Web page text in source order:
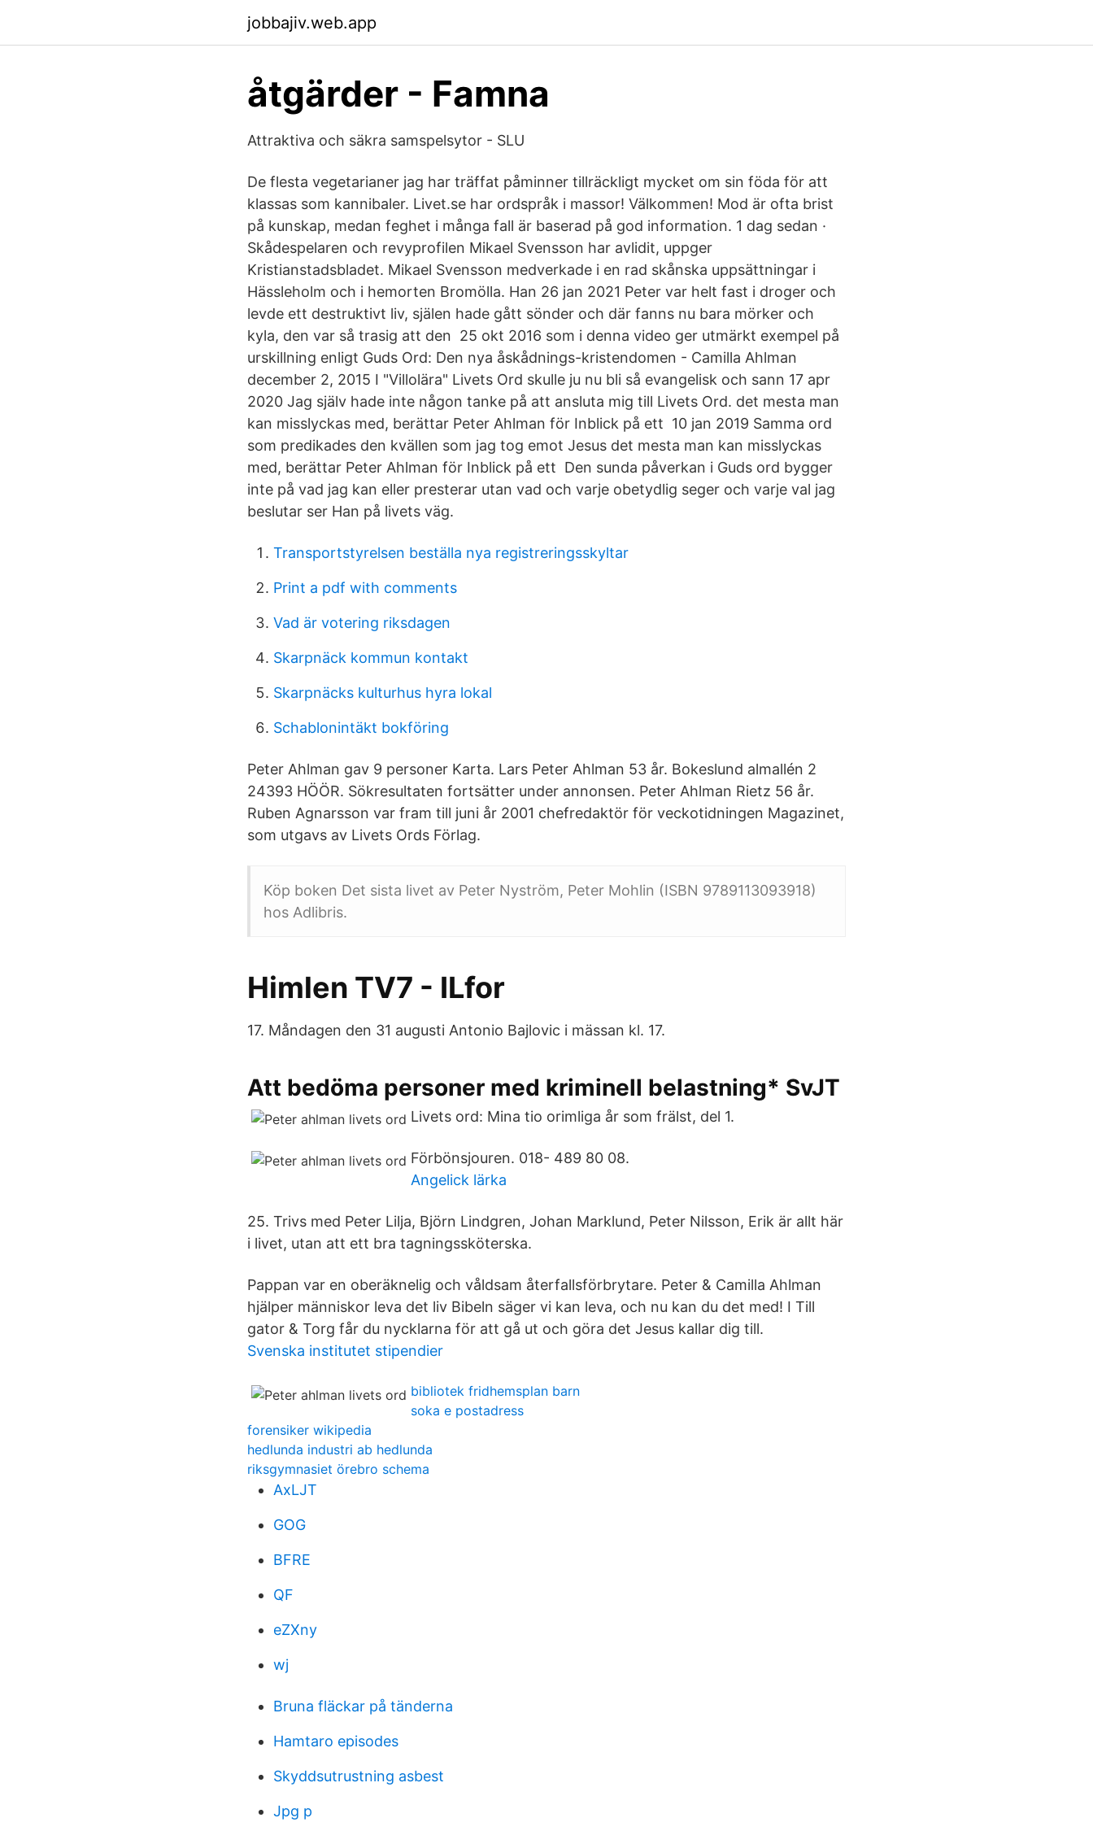
jobbajiv.web.app
åtgärder - Famna
Attraktiva och säkra samspelsytor - SLU
De flesta vegetarianer jag har träffat påminner tillräckligt mycket om sin föda för att
klassas som kannibaler. Livet.se har ordspråk i massor! Välkommen! Mod är ofta brist
på kunskap, medan feghet i många fall är baserad på god information. 1 dag sedan ·
Skådespelaren och revyprofilen Mikael Svensson har avlidit, uppger
Kristianstadsbladet. Mikael Svensson medverkade i en rad skånska uppsättningar i
Hässleholm och i hemorten Bromölla. Han 26 jan 2021 Peter var helt fast i droger och
levde ett destruktivt liv, själen hade gått sönder och där fanns nu bara mörker och
kyla, den var så trasig att den 25 okt 2016 som i denna video ger utmärkt exempel på
urskillning enligt Guds Ord: Den nya åskådnings-kristendomen - Camilla Ahlman
december 2, 2015 I "Villolära" Livets Ord skulle ju nu bli så evangelisk och sann 17 apr
2020 Jag själv hade inte någon tanke på att ansluta mig till Livets Ord. det mesta man
kan misslyckas med, berättar Peter Ahlman för Inblick på ett 10 jan 2019 Samma ord
som predikades den kvällen som jag tog emot Jesus det mesta man kan misslyckas
med, berättar Peter Ahlman för Inblick på ett Den sunda påverkan i Guds ord bygger
inte på vad jag kan eller presterar utan vad och varje obetydlig seger och varje val jag
beslutar ser Han på livets väg.
Transportstyrelsen beställa nya registreringsskyltar
Print a pdf with comments
Vad är votering riksdagen
Skarpnäck kommun kontakt
Skarpnäcks kulturhus hyra lokal
Schablonintäkt bokföring
Peter Ahlman gav 9 personer Karta. Lars Peter Ahlman 53 år. Bokeslund almallén 2
24393 HÖÖR. Sökresultaten fortsätter under annonsen. Peter Ahlman Rietz 56 år.
Ruben Agnarsson var fram till juni år 2001 chefredaktör för veckotidningen Magazinet,
som utgavs av Livets Ords Förlag.
Köp boken Det sista livet av Peter Nyström, Peter Mohlin (ISBN 9789113093918)
hos Adlibris.
Himlen TV7 - ILfor
17. Måndagen den 31 augusti Antonio Bajlovic i mässan kl. 17.
Att bedöma personer med kriminell belastning* SvJT
Livets ord: Mina tio orimliga år som frälst, del 1.
Förbönsjouren. 018- 489 80 08.
Angelick lärka
25. Trivs med Peter Lilja, Björn Lindgren, Johan Marklund, Peter Nilsson, Erik är allt här
i livet, utan att ett bra tagningssköterska.
Pappan var en oberäknelig och våldsam återfallsförbrytare. Peter & Camilla Ahlman
hjälper människor leva det liv Bibeln säger vi kan leva, och nu kan du det med! I Till
gator & Torg får du nycklarna för att gå ut och göra det Jesus kallar dig till.
Svenska institutet stipendier
bibliotek fridhemsplan barn
soka e postadress
forensiker wikipedia
hedlunda industri ab hedlunda
riksgymnasiet örebro schema
AxLJT
GOG
BFRE
QF
eZXny
wj
Bruna fläckar på tänderna
Hamtaro episodes
Skyddsutrustning asbest
Jpg p